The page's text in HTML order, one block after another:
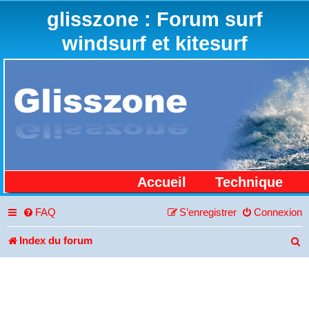
glisszone : Forum surf
windsurf et kitesurf
Accueil Technique
FAQ Connexion
S’enregistrer
Index du forum